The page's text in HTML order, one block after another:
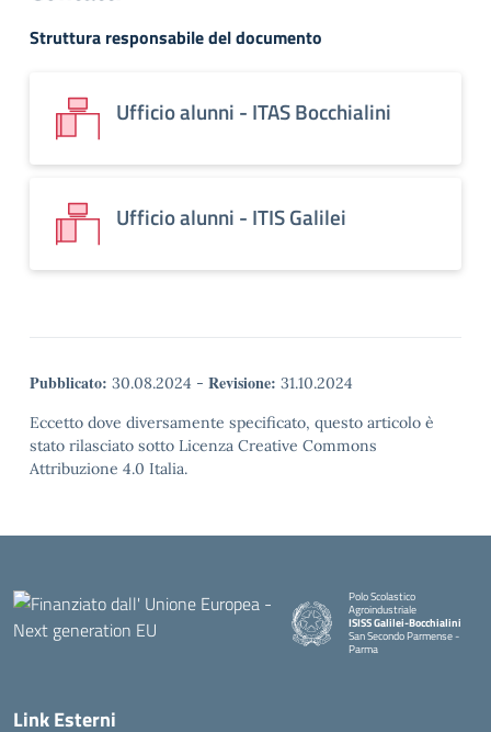
Struttura responsabile del documento
Ufficio alunni - ITAS Bocchialini
Ufficio alunni - ITIS Galilei
Pubblicato: 30.08.2024 - Revisione: 31.10.2024
Eccetto dove diversamente specificato, questo articolo è
stato rilasciato sotto Licenza Creative Commons
Attribuzione 4.0 Italia.
Polo Scolastico
Agroindustriale
ISISS Galilei-Bocchialini
San Secondo Parmense -
Parma
Link Esterni